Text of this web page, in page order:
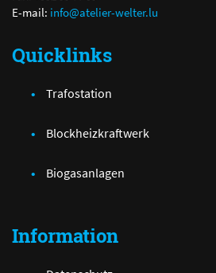
E-mail: info@atelier-welter.lu
Quicklinks
Trafostation
Blockheizkraftwerk
Biogasanlagen
Information